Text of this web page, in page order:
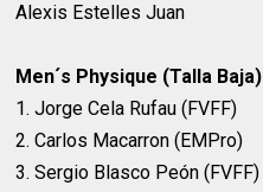
Alexis Estelles Juan
Men´s Physique (Talla Baja)
1. Jorge Cela Rufau (FVFF)
2. Carlos Macarron (EMPro)
3. Sergio Blasco Peón (FVFF)